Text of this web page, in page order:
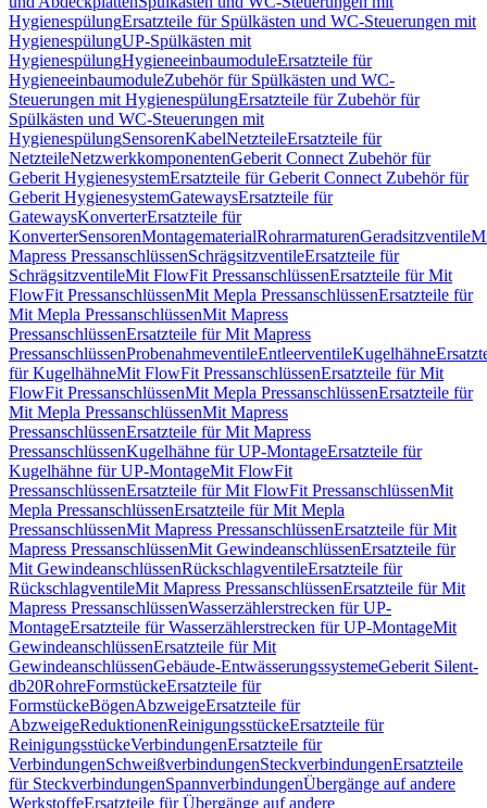
HygienespülungErsatzteile für Spülkästen und WC-Steuerungen mit
HygienespülungUP-Spülkästen mit
HygienespülungHygieneeinbaumoduleErsatzteile für
HygieneeinbaumoduleZubehör für Spülkästen und WC-
Steuerungen mit HygienespülungErsatzteile für Zubehör für
Spülkästen und WC-Steuerungen mit
HygienespülungSensorenKabelNetzteileErsatzteile für
NetzteileNetzwerkkomponentenGeberit Connect Zubehör für
Geberit HygienesystemErsatzteile für Geberit Connect Zubehör für
Geberit HygienesystemGatewaysErsatzteile für
GatewaysKonverterErsatzteile für
KonverterSensorenMontagematerialRohrarmaturenGeradsitzventile
Mapress PressanschlüssenSchrägsitzventileErsatzteile für
SchrägsitzventileMit FlowFit PressanschlüssenErsatzteile für Mit
FlowFit PressanschlüssenMit Mepla PressanschlüssenErsatzteile für
Mit Mepla PressanschlüssenMit Mapress
PressanschlüssenErsatzteile für Mit Mapress
PressanschlüssenProbenahmeventileEntleerventileKugelhähne
für KugelhähneMit FlowFit PressanschlüssenErsatzteile für Mit
FlowFit PressanschlüssenMit Mepla PressanschlüssenErsatzteile für
Mit Mepla PressanschlüssenMit Mapress
PressanschlüssenErsatzteile für Mit Mapress
PressanschlüssenKugelhähne für UP-MontageErsatzteile für
Kugelhähne für UP-MontageMit FlowFit
PressanschlüssenErsatzteile für Mit FlowFit PressanschlüssenMit
Mepla PressanschlüssenErsatzteile für Mit Mepla
PressanschlüssenMit Mapress PressanschlüssenErsatzteile für Mit
Mapress PressanschlüssenMit GewindeanschlüssenErsatzteile für
Mit GewindeanschlüssenRückschlagventileErsatzteile für
RückschlagventileMit Mapress PressanschlüssenErsatzteile für Mit
Mapress PressanschlüssenWasserzählerstrecken für UP-
MontageErsatzteile für Wasserzählerstrecken für UP-MontageMit
GewindeanschlüssenErsatzteile für Mit
GewindeanschlüssenGebäude-EntwässerungssystemeGeberit Silent-
db20RohreFormstückeErsatzteile für
FormstückeBögenAbzweigeErsatzteile für
AbzweigeReduktionenReinigungsstückeErsatzteile für
ReinigungsstückeVerbindungenErsatzteile für
VerbindungenSchweißverbindungenSteckverbindungenErsatzteile
für SteckverbindungenSpannverbindungenÜbergänge auf andere
WerkstoffeErsatzteile für Übergänge auf andere